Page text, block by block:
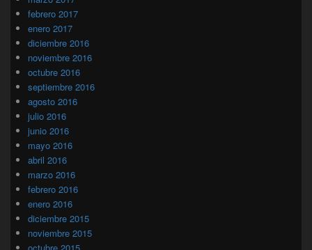
febrero 2017
enero 2017
diciembre 2016
noviembre 2016
octubre 2016
septiembre 2016
agosto 2016
julio 2016
junio 2016
mayo 2016
abril 2016
marzo 2016
febrero 2016
enero 2016
diciembre 2015
noviembre 2015